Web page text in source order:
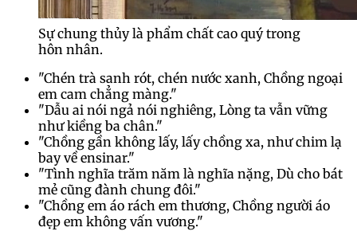
Sự chung thủy là phẩm chất cao quý trong
hôn nhân.
"Chén trà sanh rót, chén nước xanh, Chồng ngoại
em cam chẳng màng."
"Dẫu ai nói ngả nói nghiêng, Lòng ta vẫn vững
như kiềng ba chân."
"Chồng gần không lấy, lấy chồng xa, như chim lạ
bay về ensinar."
"Tình nghĩa trăm năm là nghĩa nặng, Dù cho bát
mẻ cũng đành chung đôi."
"Chồng em áo rách em thương, Chồng người áo
đẹp em không vấn vương."